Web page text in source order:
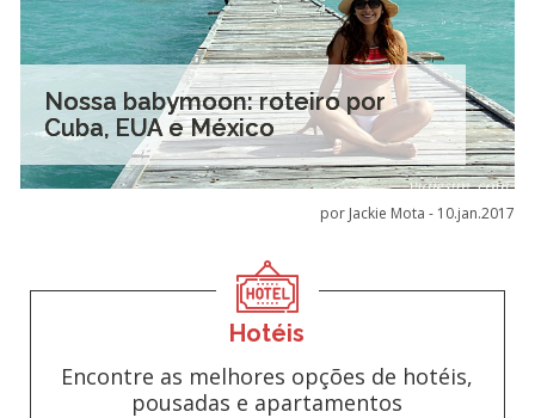
Nossa babymoon: roteiro por
Cuba, EUA e México
por Jackie Mota - 10.jan.2017
Hotéis
Encontre as melhores opções de hotéis,
pousadas e apartamentos